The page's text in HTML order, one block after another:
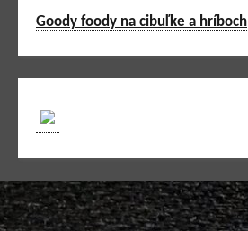
Goody foody na cibuľke a hríboch